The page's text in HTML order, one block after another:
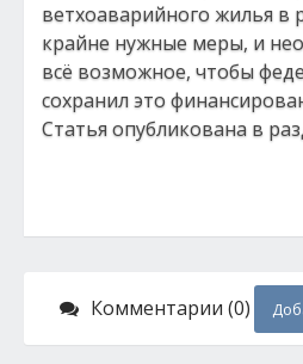
ветхоаварийного жилья в
крайне нужные меры, и
всё возможное, чтобы
сохранил это
Статья опубликована в
Комментарии (0)